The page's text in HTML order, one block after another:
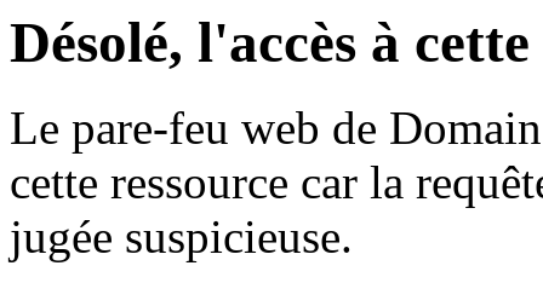
Désolé, l'accès à
Le pare-feu web de
cette ressource car la
jugée suspicieuse.